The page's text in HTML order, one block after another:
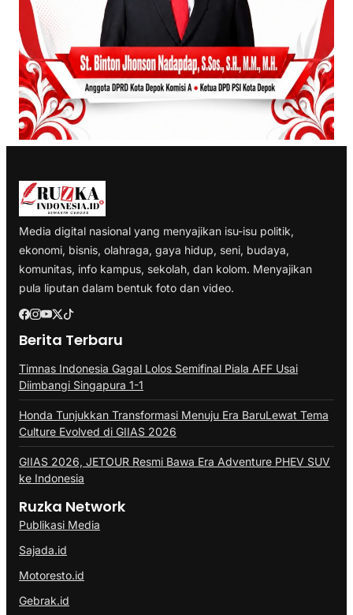
Media digital nasional yang menyajikan isu-isu politik,
ekonomi, bisnis, olahraga, gaya hidup, seni, budaya,
komunitas, info kampus, sekolah, dan kolom. Menyajikan
pula liputan dalam bentuk foto dan video.
Berita Terbaru
Timnas Indonesia Gagal Lolos Semifinal Piala AFF Usai
Diimbangi Singapura 1-1
Honda Tunjukkan Transformasi Menuju Era BaruLewat Tema
Culture Evolved di GIIAS 2026
GIIAS 2026, JETOUR Resmi Bawa Era Adventure PHEV SUV
ke Indonesia
Ruzka Network
Publikasi Media
Sajada.id
Motoresto.id
Gebrak.id